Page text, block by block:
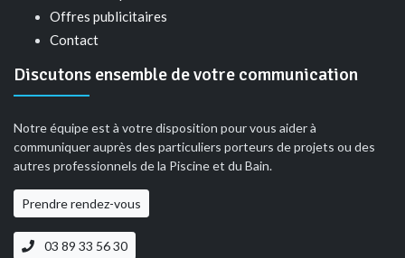
Offres publicitaires
Contact
Discutons ensemble de votre communication
Notre équipe est à votre disposition pour vous aider à
communiquer auprès des particuliers porteurs de projets ou des
autres professionnels de la Piscine et du Bain.
Prendre rendez-vous
03 89 33 56 30